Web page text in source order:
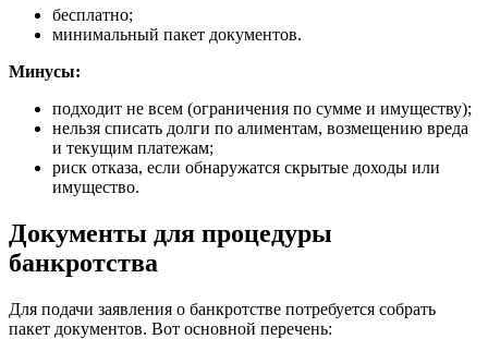
бесплатно;
минимальный пакет документов.
Минусы:
подходит не всем (ограничения по сумме и имуществу);
нельзя списать долги по алиментам, возмещению вреда
и текущим платежам;
риск отказа, если обнаружатся скрытые доходы или
имущество.
Документы для процедуры
банкротства
Для подачи заявления о банкротстве потребуется собрать
пакет документов. Вот основной перечень: